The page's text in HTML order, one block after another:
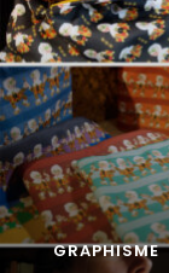
GRAPHISME